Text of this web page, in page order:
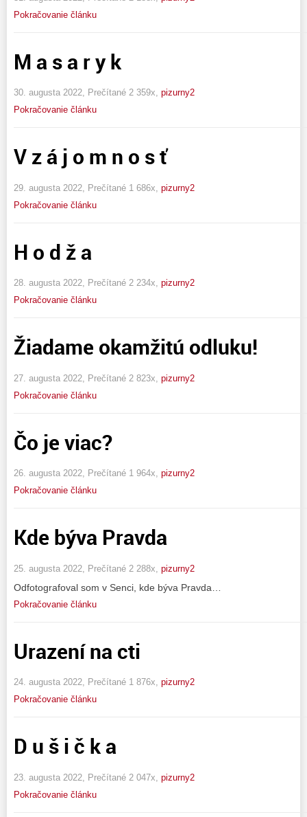
Pokračovanie článku
M a s a r y k
30. augusta 2022, Prečítané 2 359x, pizurny2
Pokračovanie článku
V z á j o m n o s ť
29. augusta 2022, Prečítané 1 686x, pizurny2
Pokračovanie článku
H o d ž a
28. augusta 2022, Prečítané 2 234x, pizurny2
Pokračovanie článku
Žiadame okamžitú odluku!
27. augusta 2022, Prečítané 2 823x, pizurny2
Pokračovanie článku
Čo je viac?
26. augusta 2022, Prečítané 1 964x, pizurny2
Pokračovanie článku
Kde býva Pravda
25. augusta 2022, Prečítané 2 288x, pizurny2
Odfotografoval som v Senci, kde býva Pravda…
Pokračovanie článku
Urazení na cti
24. augusta 2022, Prečítané 1 876x, pizurny2
Pokračovanie článku
D u š i č k a
23. augusta 2022, Prečítané 2 047x, pizurny2
Pokračovanie článku